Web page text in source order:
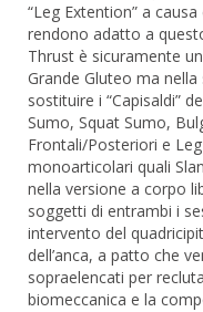
“Leg Extention” a
rendono adatto a
Thrust è sicuramente
Grande Gluteo ma
sostituire i “Capisaldi”
Sumo, Squat Sumo,
Frontali/Posteriori e
monoarticolari quali
nella versione a corpo
soggetti di entrambi i
intervento del
dell’anca, a patto che
sopraelencati per
biomeccanica e la